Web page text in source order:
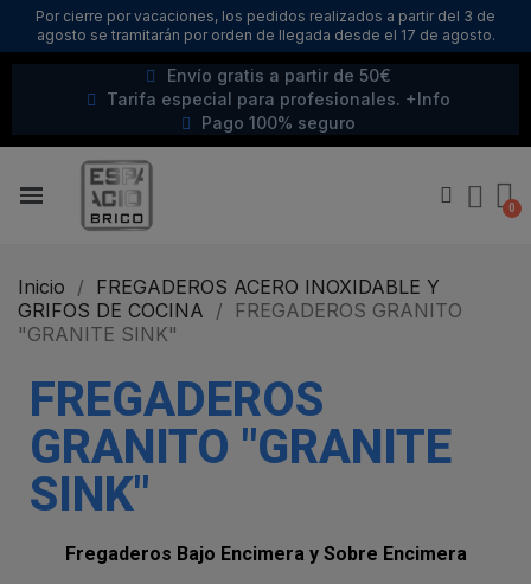
Por cierre por vacaciones, los pedidos realizados a partir del 3 de
agosto se tramitarán por orden de llegada desde el 17 de agosto.
Envío gratis a partir de 50€
Tarifa especial para profesionales. +Info
Pago 100% seguro
Inicio
FREGADEROS ACERO INOXIDABLE Y
GRIFOS DE COCINA
FREGADEROS GRANITO
"GRANITE SINK"
FREGADEROS
GRANITO "GRANITE
SINK"
Fregaderos Bajo Encimera y Sobre Encimera